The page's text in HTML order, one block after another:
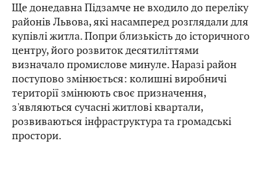
Ще донедавна Підзамче не входило до переліку
районів Львова, які насамперед розглядали для
купівлі житла. Попри близькість до історичного
центру, його розвиток десятиліттями
визначало промислове минуле. Наразі район
поступово змінюється: колишні виробничі
території змінюють своє призначення,
з'являються сучасні житлові квартали,
розвиваються інфраструктура та громадські
простори.